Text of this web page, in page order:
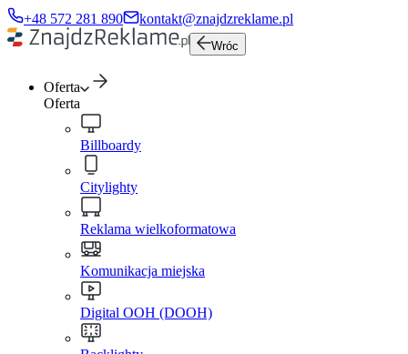
+48 572 281 890 kontakt@znajdzreklame.pl
Wróc
Oferta
Oferta
Billboardy
Citylighty
Reklama wielkoformatowa
Komunikacja miejska
Digital OOH (DOOH)